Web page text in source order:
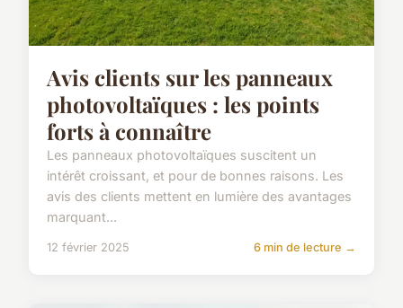
Avis clients sur les panneaux
photovoltaïques : les points
forts à connaître
Les panneaux photovoltaïques suscitent un
intérêt croissant, et pour de bonnes raisons. Les
avis des clients mettent en lumière des avantages
marquant...
12 février 2025 6 min de lecture →